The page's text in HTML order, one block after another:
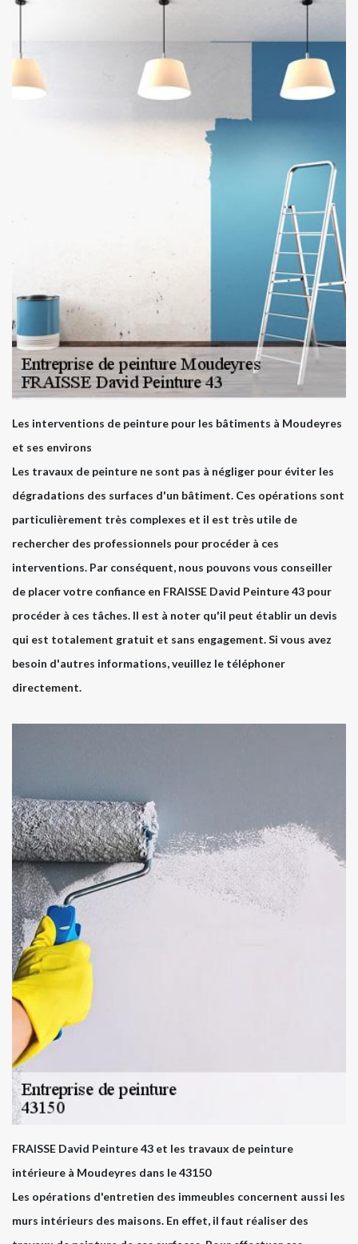
Les interventions de peinture pour les bâtiments à Moudeyres
et ses environs
Les travaux de peinture ne sont pas à négliger pour éviter les
dégradations des surfaces d'un bâtiment. Ces opérations sont
particulièrement très complexes et il est très utile de
rechercher des professionnels pour procéder à ces
interventions. Par conséquent, nous pouvons vous conseiller
de placer votre confiance en FRAISSE David Peinture 43 pour
procéder à ces tâches. Il est à noter qu'il peut établir un devis
qui est totalement gratuit et sans engagement. Si vous avez
besoin d'autres informations, veuillez le téléphoner
directement.
FRAISSE David Peinture 43 et les travaux de peinture
intérieure à Moudeyres dans le 43150
Les opérations d'entretien des immeubles concernent aussi les
murs intérieurs des maisons. En effet, il faut réaliser des